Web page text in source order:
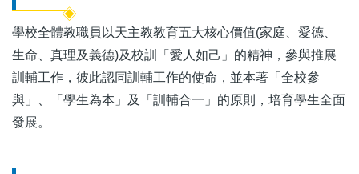
學校全體教職員以天主教教育五大核心價值(家庭、愛德、
生命、真理及義德)及校訓「愛人如己」的精神，參與推展
訓輔工作，彼此認同訓輔工作的使命，並本著「全校參
與」、「學生為本」及「訓輔合一」的原則，培育學生全面
發展。